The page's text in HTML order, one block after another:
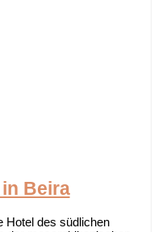
Beira
Hotel des südlichen